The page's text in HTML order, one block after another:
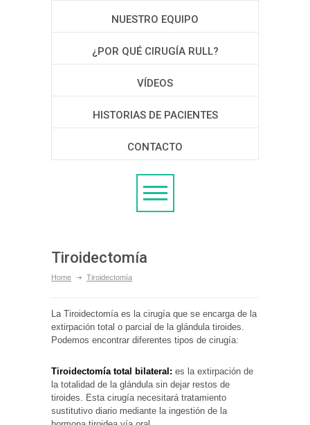
NUESTRO EQUIPO
¿POR QUÉ CIRUGÍA RULL?
VÍDEOS
HISTORIAS DE PACIENTES
CONTACTO
Tiroidectomía
Home Tiroidectomía
La Tiroidectomía es la cirugía que se encarga de la
extirpación total o parcial de la glándula tiroides.
Podemos encontrar diferentes tipos de cirugía:
Tiroidectomía total bilateral: es la extirpación de
la totalidad de la glándula sin dejar restos de
tiroides. Esta cirugía necesitará tratamiento
sustitutivo diario mediante la ingestión de la